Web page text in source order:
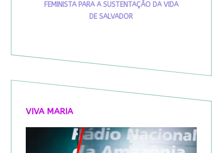
FEMINISTA PARA A SUSTENTAÇÃO DA VIDA
DE SALVADOR
VIVA MARIA